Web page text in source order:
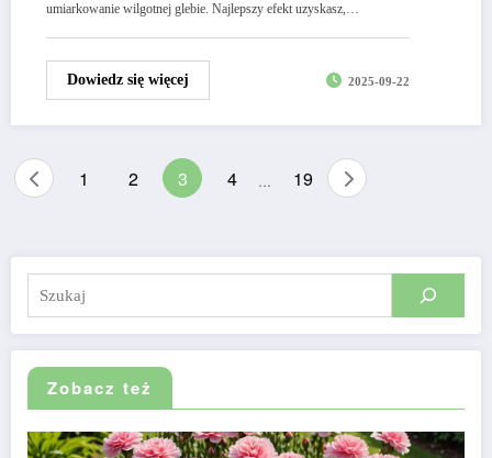
umiarkowanie wilgotnej glebie. Najlepszy efekt uzyskasz,…
Dowiedz się więcej 2025-09-22
Stronicowanie
1 2 3 4 19
Szukaj
Zobacz też